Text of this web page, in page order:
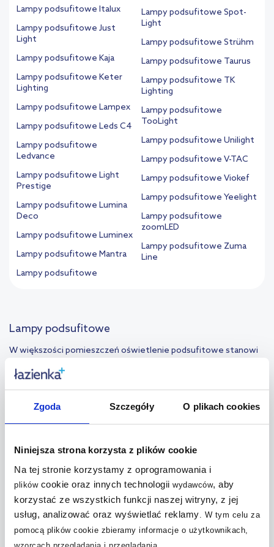
Zgoda Szczegóły O plikach cookies
Niniejsza strona korzysta z plików cookie
Na tej stronie korzystamy z oprogramowania i
plikówcookie oraz innych technologii wydawców, aby
korzystać ze wszystkich funkcji naszej witryny, z jej
usług, analizować oraz wyświetlać reklamy
W tym celu za
pomocą plików cookie zbieramy informacje o użytkownikach,
wzorcach przeglądania i przeglądania.
Lampy podsufitowe Italux
Lampy podsufitowe Just
Light
Lampy podsufitowe Kaja
Lampy podsufitowe Keter
Lighting
Lampy podsufitowe Lampex
Lampy podsufitowe Leds C4
Lampy podsufitowe
Ledvance
Lampy podsufitowe Light
Prestige
Lampy podsufitowe Lumina
Deco
Lampy podsufitowe Luminex
Lampy podsufitowe Mantra
Lampy podsufitowe
Lampy podsufitowe Spot-
Light
Lampy podsufitowe Strühm
Lampy podsufitowe Taurus
Lampy podsufitowe TK
Lighting
Lampy podsufitowe
TooLight
Lampy podsufitowe Unilight
Lampy podsufitowe V-TAC
Lampy podsufitowe Viokef
Lampy podsufitowe Yeelight
Lampy podsufitowe
zoomLED
Lampy podsufitowe Zuma
Line
Lampy podsufitowe
W większości pomieszczeń oświetlenie podsufitowe stanowi
w kształtowaniu aranżacji – odpowiednio dobrany produkt może
świetnie uzupełniać wystrój, a niekiedy nawet stanowić jeden z
jego najważniejszych elementów. Tym bardziej że lampy
producentów oświetlenia.
Oświetlenie podsufitowe do wnętrz w stylu
skandynawskim
W tej konwencji stylistycznej dominują łagodne formy, a